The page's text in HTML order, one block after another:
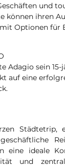
und
können ihren
Optionen für
Adagio sein 15-
auf eine
Städtetrip,
eine ideale
und